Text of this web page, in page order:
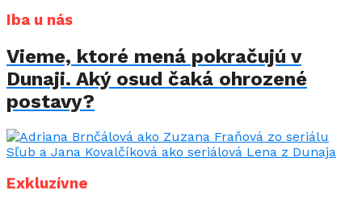
Iba u nás
Vieme, ktoré mená pokračujú v
Dunaji. Aký osud čaká ohrozené
postavy?
Exkluzívne